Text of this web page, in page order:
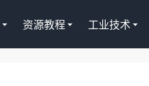
资源教程 工业技术